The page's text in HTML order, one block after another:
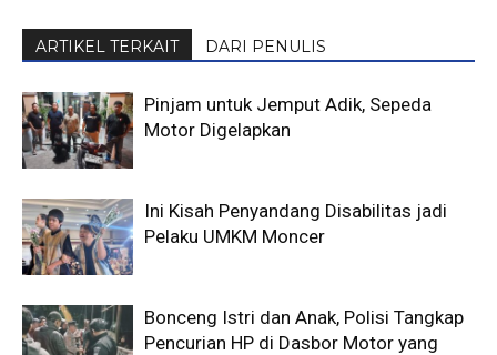
ARTIKEL TERKAIT DARI PENULIS
Pinjam untuk Jemput Adik, Sepeda
Motor Digelapkan
Ini Kisah Penyandang Disabilitas jadi
Pelaku UMKM Moncer
Bonceng Istri dan Anak, Polisi Tangkap
Pencurian HP di Dasbor Motor yang